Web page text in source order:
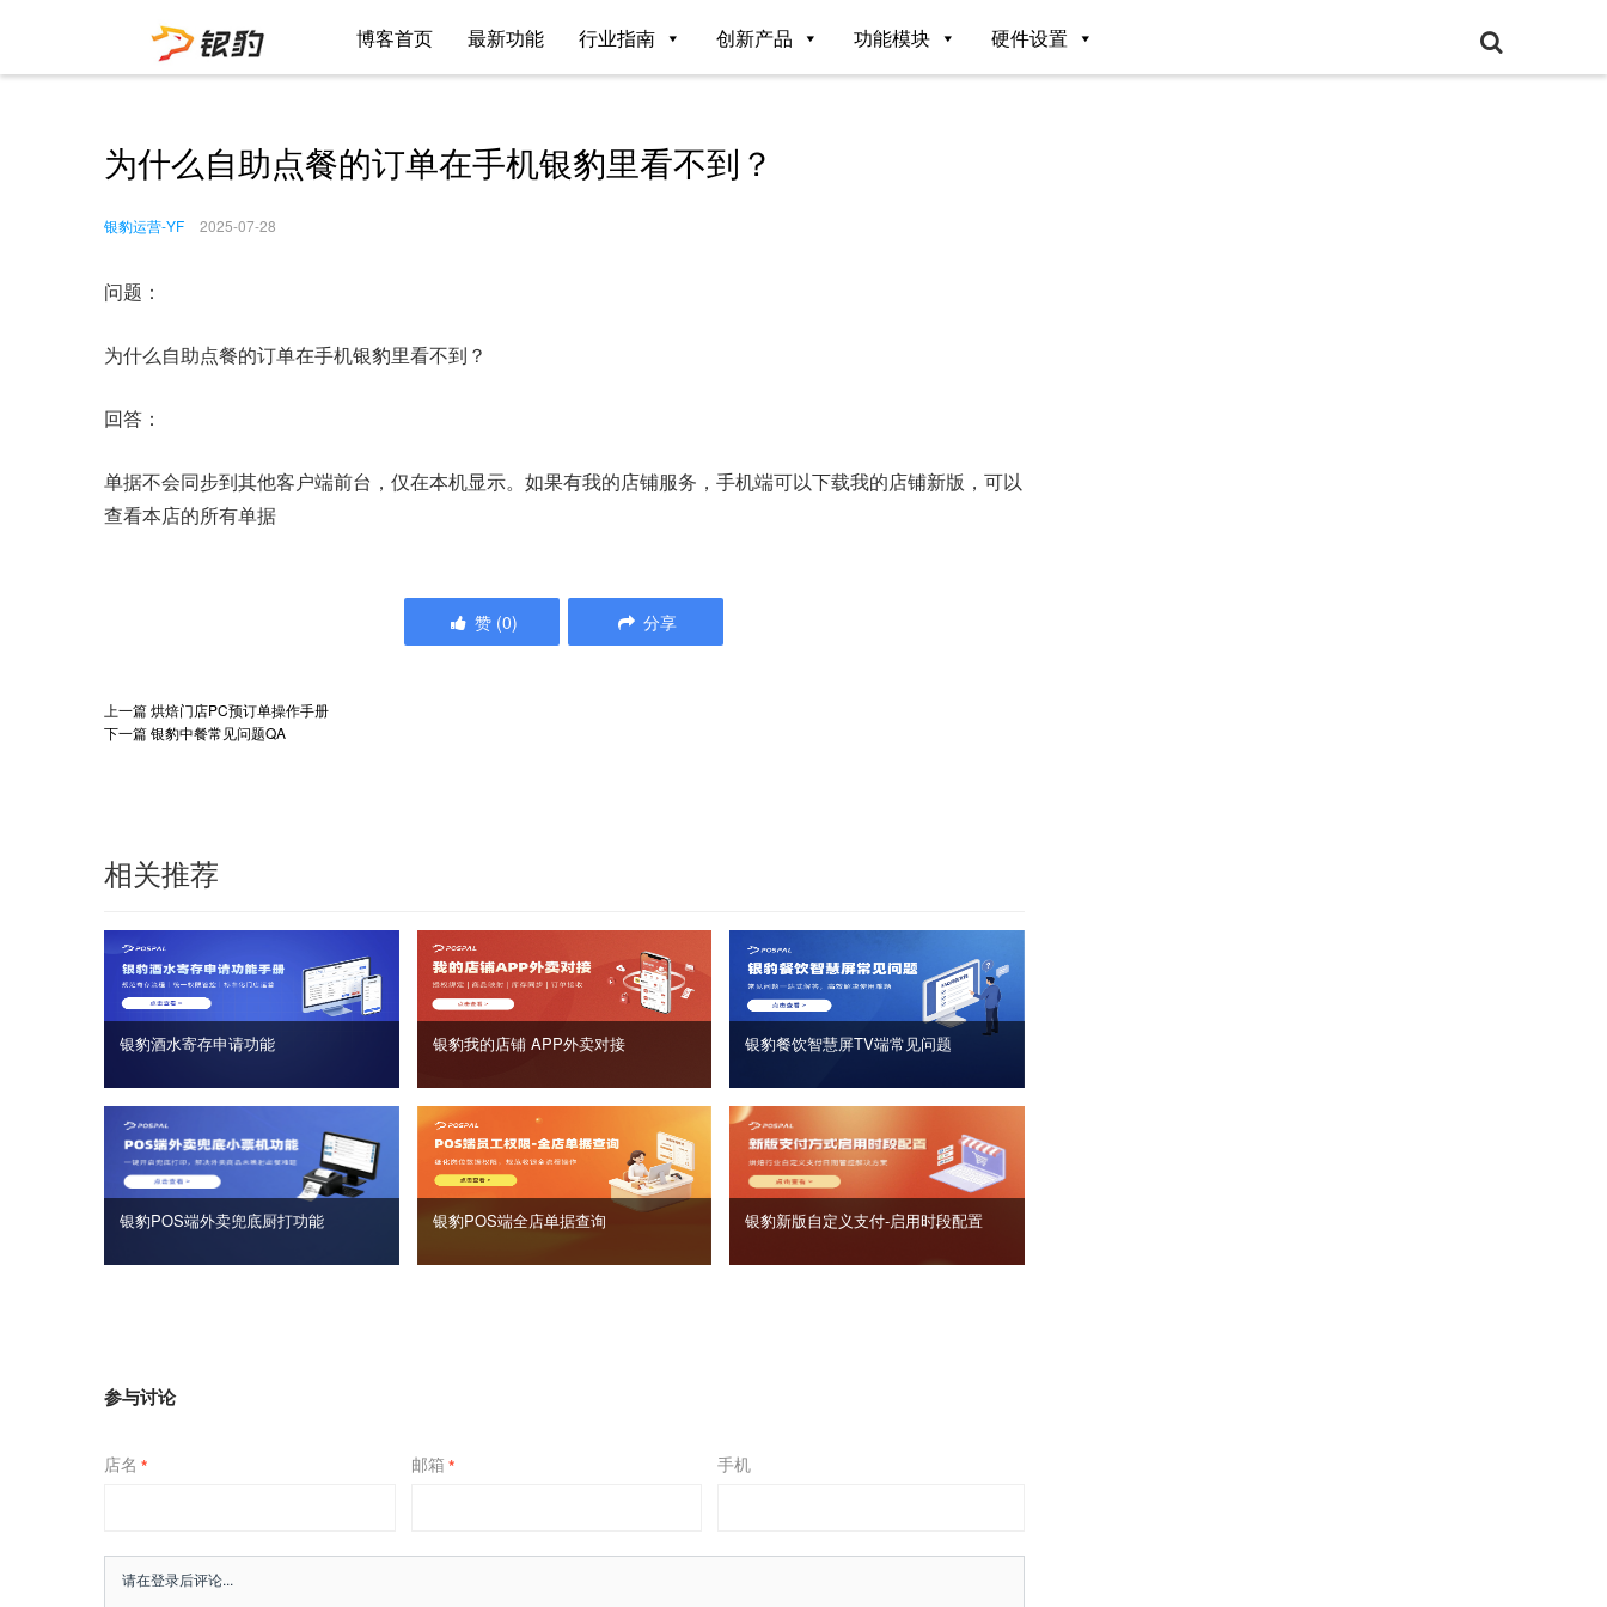
博客首页 最新功能 行业指南 创新产品 功能模块 硬件设置
为什么自助点餐的订单在手机银豹里看不到？
银豹运营-YF 2025-07-28
问题：
为什么自助点餐的订单在手机银豹里看不到？
回答：
单据不会同步到其他客户端前台，仅在本机显示。如果有我的店铺服务，手机端可以下载我的店铺新版，可以
查看本店的所有单据
赞 (0) 分享
上一篇烘焙门店PC预订单操作手册
下一篇银豹中餐常见问题QA
相关推荐
银豹酒水寄存申请功能 银豹我的店铺 APP外卖对接 银豹餐饮智慧屏TV端常见问题
银豹POS端外卖兜底厨打功能 银豹POS端全店单据查询 银豹新版自定义支付‑启用时段配置
参与讨论
店名 * 邮箱 * 手机